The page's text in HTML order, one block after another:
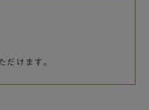
だけます。